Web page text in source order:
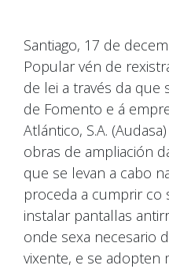
Santiago, 17 de
Popular vén de
de lei a través da que
de Fomento e á
Atlántico, S.A.
obras de ampliación
que se levan a cabo
proceda a cumprir
instalar pantallas
onde sexa necesario
vixente, e se adopten